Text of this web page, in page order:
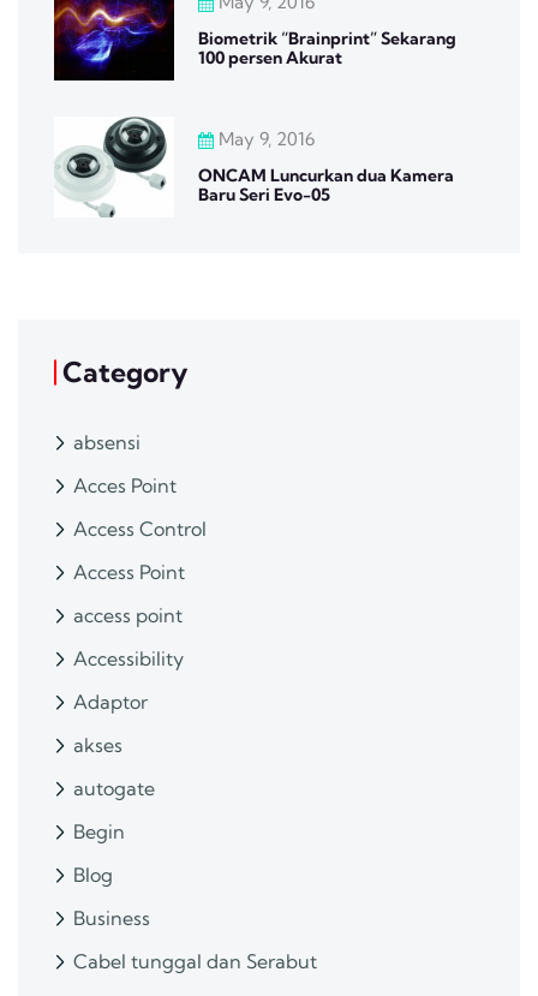
Biometrik “Brainprint” Sekarang
100 persen Akurat
May 9, 2016
ONCAM Luncurkan dua Kamera
Baru Seri Evo-05
Category
absensi
Acces Point
Access Control
Access Point
access point
Accessibility
Adaptor
akses
autogate
Begin
Blog
Business
Cabel tunggal dan Serabut